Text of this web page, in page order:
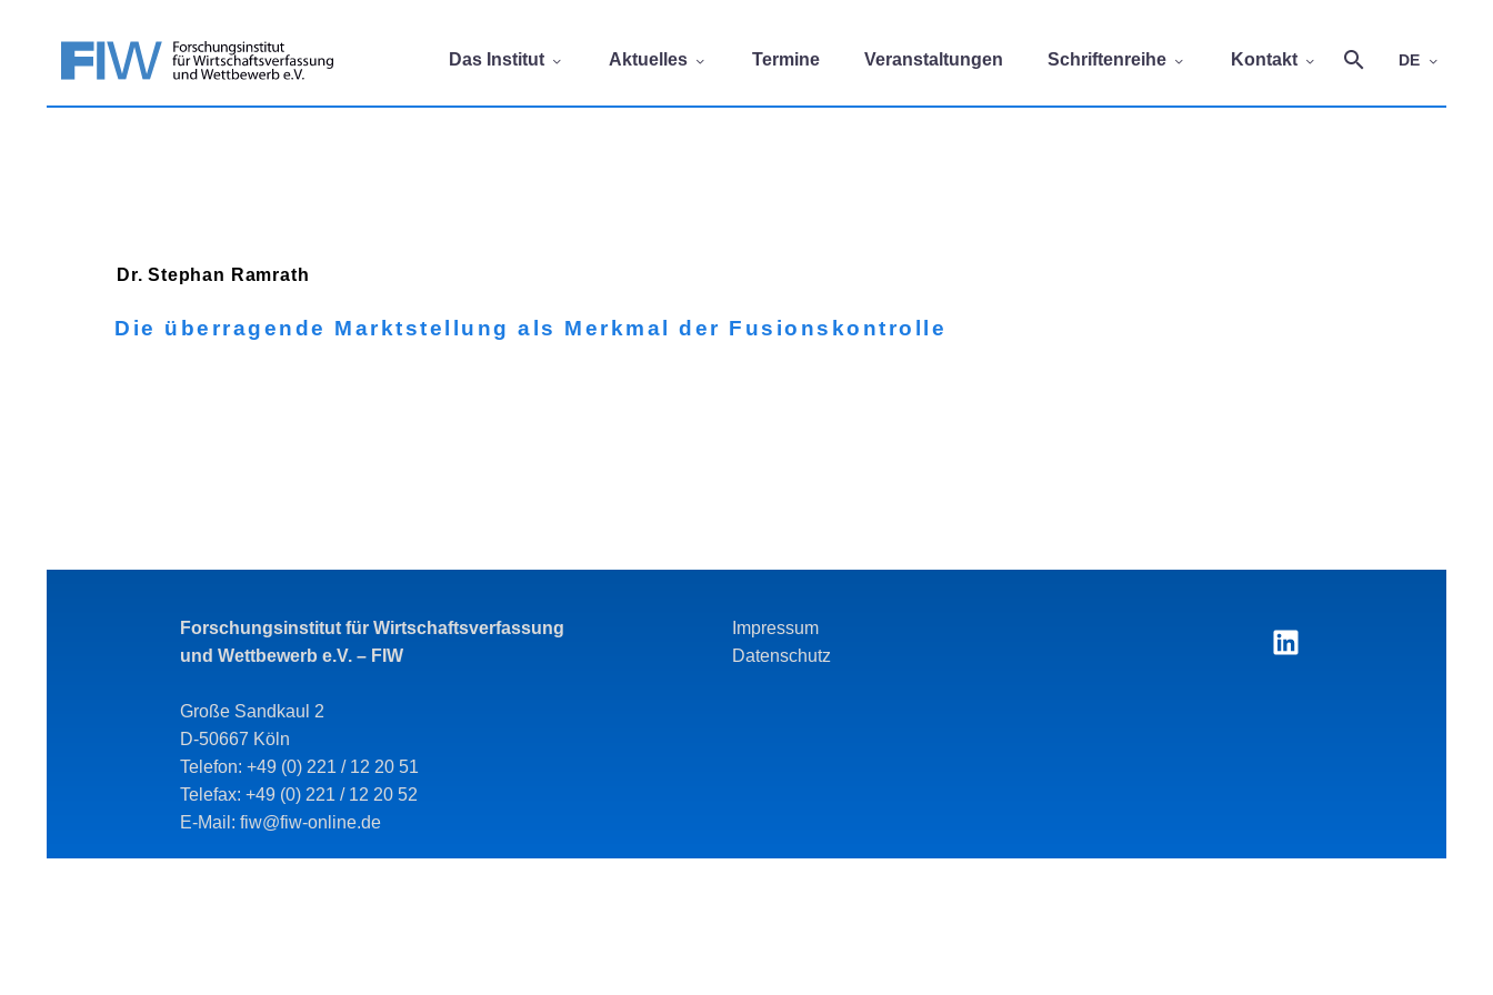
Das Institut Aktuelles Termine Veranstaltungen Schriftenreihe Kontakt DE
Dr. Stephan Ramrath
Die überragende Marktstellung als Merkmal der Fusionskontrolle
Forschungsinstitut für Wirtschaftsverfassung
und Wettbewerb e.V. – FIW
Große Sandkaul 2
D-50667 Köln
Telefon: +49 (0) 221 / 12 20 51
Telefax: +49 (0) 221 / 12 20 52
E-Mail: fiw@fiw-online.de
Impressum
Datenschutz